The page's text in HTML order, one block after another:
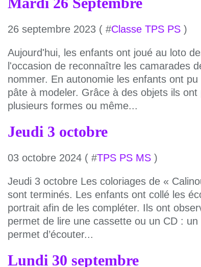
26 septembre 2023 ( #Classe TPS PS )
Aujourd'hui, les enfants ont joué au loto
l'occasion de reconnaître les camarades
nommer. En autonomie les enfants ont
pâte à modeler. Grâce à des objets ils ont
plusieurs formes ou même...
Jeudi 3 octobre
03 octobre 2024 ( #TPS PS MS )
Jeudi 3 octobre Les coloriages de «
sont terminés. Les enfants ont collé les
portrait afin de les compléter. Ils ont
permet de lire une cassette ou un CD : un
permet d’écouter...
Lundi 30 septembre